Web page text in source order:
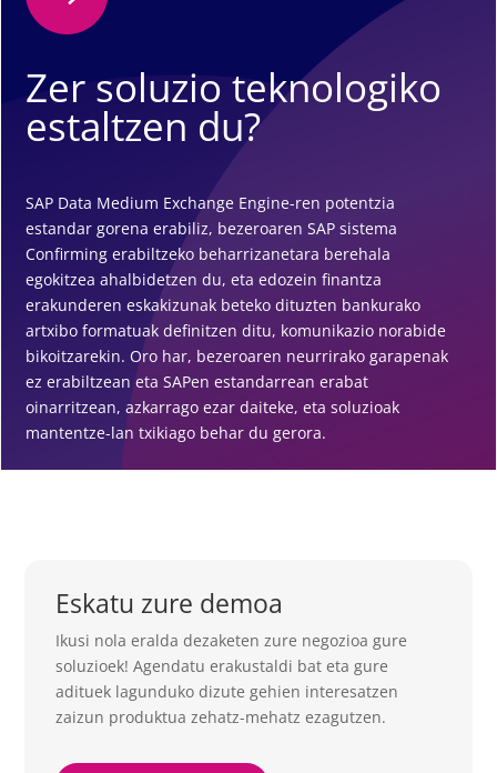
Zer soluzio teknologiko
estaltzen du?
SAP Data Medium Exchange Engine-ren potentzia
estandar gorena erabiliz, bezeroaren SAP sistema
Confirming erabiltzeko beharrizanetara berehala
egokitzea ahalbidetzen du, eta edozein finantza
erakunderen eskakizunak beteko dituzten bankurako
artxibo formatuak definitzen ditu, komunikazio norabide
bikoitzarekin. Oro har, bezeroaren neurrirako garapenak
ez erabiltzean eta SAPen estandarrean erabat
oinarritzean, azkarrago ezar daiteke, eta soluzioak
mantentze-lan txikiago behar du gerora.
Eskatu zure demoa
Ikusi nola eralda dezaketen zure negozioa gure
soluzioek! Agendatu erakustaldi bat eta gure
adituek lagunduko dizute gehien interesatzen
zaizun produktua zehatz-mehatz ezagutzen.